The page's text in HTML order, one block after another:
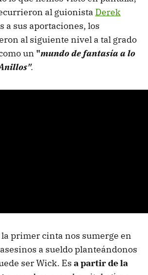
al guionista Derek
a sus aportaciones, los
al siguiente nivel a tal grado
un "mundo de fantasía a lo
.
primer cinta nos sumerge en
a sueldo planteándonos
ser Wick. Es a partir de la